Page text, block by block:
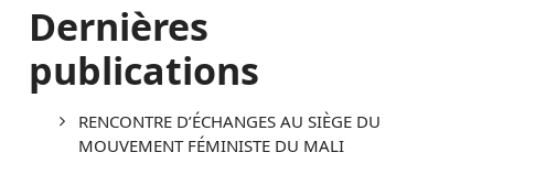
Dernières
publications
RENCONTRE D’ÉCHANGES AU SIÈGE DU
MOUVEMENT FÉMINISTE DU MALI